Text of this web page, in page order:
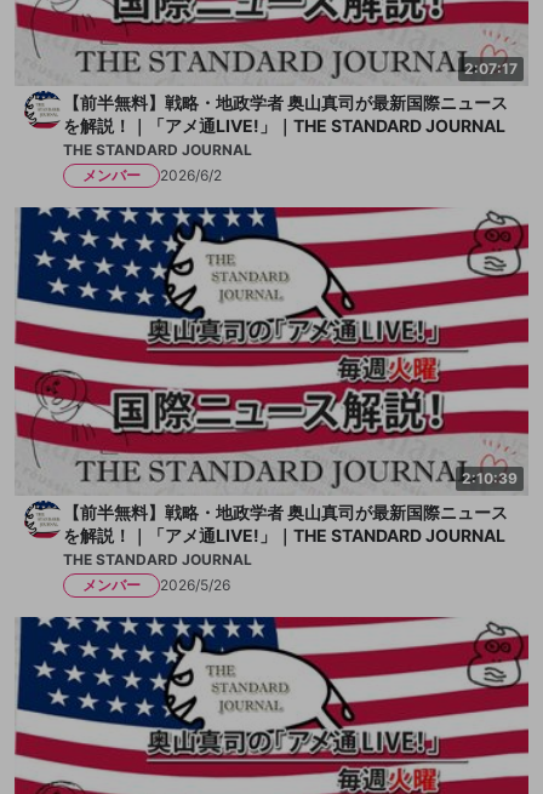
2:07:17
【前半無料】戦略・地政学者 奥山真司が最新国際ニュース
を解説！｜「アメ通LIVE!」｜THE STANDARD JOURNAL
THE STANDARD JOURNAL
メンバー
2026/6/2
2:10:39
【前半無料】戦略・地政学者 奥山真司が最新国際ニュース
を解説！｜「アメ通LIVE!」｜THE STANDARD JOURNAL
THE STANDARD JOURNAL
メンバー
2026/5/26